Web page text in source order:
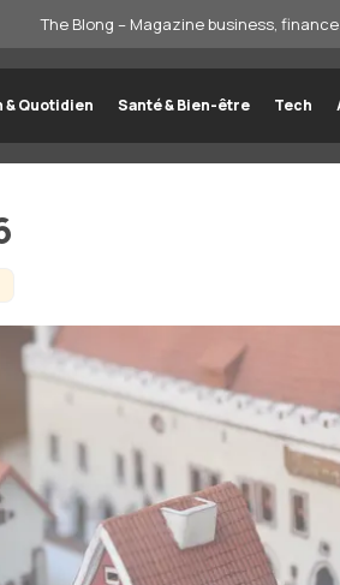
The Blong – Magazine business,
& Quotidien Santé & Bien-être Tech